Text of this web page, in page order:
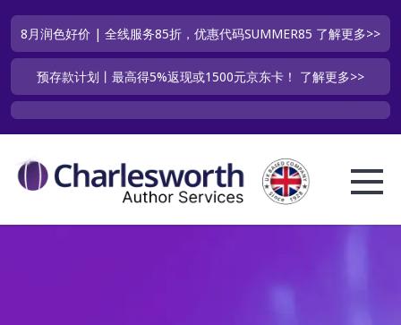
8月润色好价 | 全线服务85折，优惠代码SUMMER85 了解更多>>
预存款计划丨最高得5%返现或1500元京东卡！ 了解更多>>